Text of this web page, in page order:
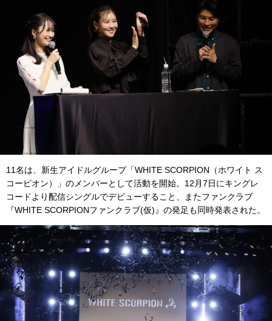
11名は、新生アイドルグループ「WHITE SCORPION（ホワイト ス
コーピオン）」のメンバーとして活動を開始。12月7日にキングレ
コードより配信シングルでデビューすること、またファンクラブ
『WHITE SCORPIONファンクラブ(仮)』の発足も同時発表された。